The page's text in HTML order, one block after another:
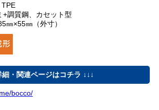
TPE
+調質鋼、カセット型
㎜×55㎜（外寸）
細・関連ページはコチラ ↓↓↓
bocco/